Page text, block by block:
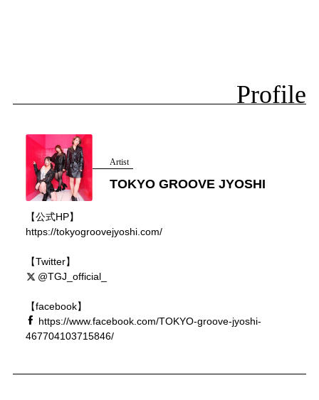
Profile
Artist
TOKYO GROOVE JYOSHI
【公式HP】
https://tokyogroovejyoshi.com/
【Twitter】
@TGJ_official_
【facebook】
https://www.facebook.com/TOKYO-groove-jyoshi-
467704103715846/